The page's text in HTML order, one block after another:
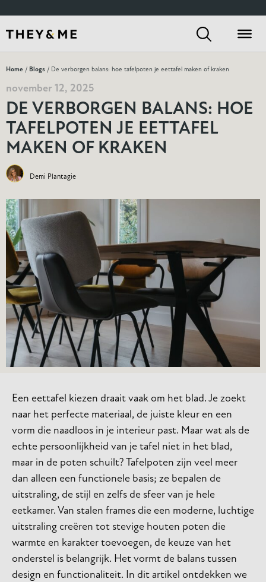
Home / Blogs / De verborgen balans: hoe tafelpoten je eettafel maken of kraken
november 12, 2025
DE VERBORGEN BALANS: HOE
TAFELPOTEN JE EETTAFEL
MAKEN OF KRAKEN
Demi Plantagie
Een eettafel kiezen draait vaak om het blad. Je zoekt
naar het perfecte materiaal, de juiste kleur en een
vorm die naadloos in je interieur past. Maar wat als de
echte persoonlijkheid van je tafel niet in het blad,
maar in de poten schuilt? Tafelpoten zijn veel meer
dan alleen een functionele basis; ze bepalen de
uitstraling, de stijl en zelfs de sfeer van je hele
eetkamer. Van stalen frames die een moderne, luchtige
uitstraling creëren tot stevige houten poten die
warmte en karakter toevoegen, de keuze van het
onderstel is belangrijk. Het vormt de balans tussen
design en functionaliteit. In dit artikel ontdekken we